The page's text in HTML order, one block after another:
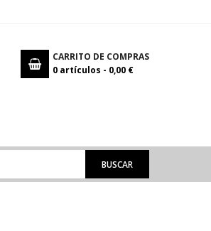
CARRITO DE COMPRAS
0 artículos - 0,00 €
BUSCAR